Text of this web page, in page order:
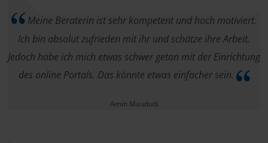
Meine Beraterin ist sehr kompetent und hoch motiviert.
Ich bin absolut zufrieden mit ihr und schätze ihre Arbeit.
Jedoch habe ich mich etwas schwer getan mit der Einrichtung
des online Portals. Das könnte etwas einfacher sein.
Amin Maududi